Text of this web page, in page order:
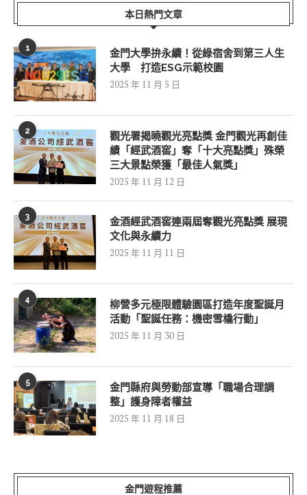
本日熱門文章
1
金門大學拚永續！從綠宿舍到第三人生
大學 打造ESG示範校園
2025 年 11 月 5 日
2
觀光署揭曉觀光亮點獎 金門觀光再創佳
績「經武酒窖」奪「十大亮點獎」殊榮
三大景點榮獲「最佳人氣獎」
2025 年 11 月 12 日
3
金酒經武酒窖連兩屆奪觀光亮點獎 展現
文化與永續力
2025 年 11 月 11 日
4
柳營多元極限體驗園區打造年度聖誕月
活動「聖誕任務：機密雪橇行動」
2025 年 11 月 30 日
5
金門縣府與勞動部宣導「職場合理調
整」護身障者權益
2025 年 11 月 18 日
金門遊程推薦